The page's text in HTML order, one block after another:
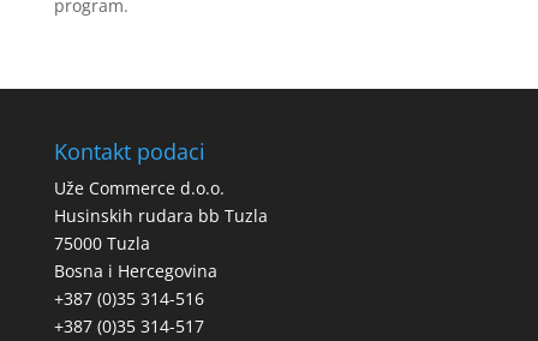
program.
Kontakt podaci
Uže Commerce d.o.o.
Husinskih rudara bb Tuzla
75000 Tuzla
Bosna i Hercegovina
+387 (0)35 314-516
+387 (0)35 314-517